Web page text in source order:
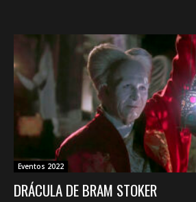
Eventos 2022
DRÁCULA DE BRAM STOKER